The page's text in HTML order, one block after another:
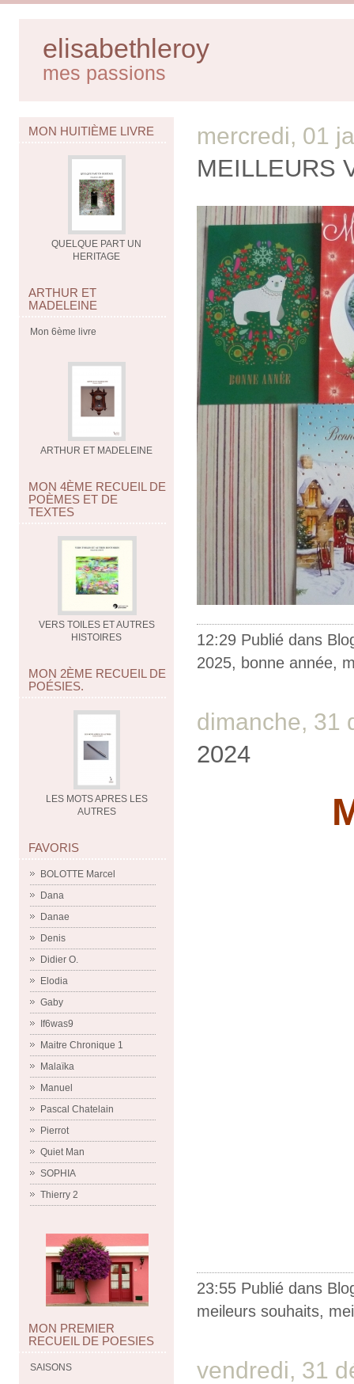
elisabethleroy
mes passions
MON HUITIÈME LIVRE
QUELQUE PART UN
HERITAGE
ARTHUR ET
MADELEINE
Mon 6ème livre
ARTHUR ET MADELEINE
MON 4ÈME RECUEIL DE
POÈMES ET DE
TEXTES
VERS TOILES ET AUTRES
HISTOIRES
MON 2ÈME RECUEIL DE
POÉSIES.
LES MOTS APRES LES
AUTRES
FAVORIS
BOLOTTE Marcel
Dana
Danae
Denis
Didier O.
Elodia
Gaby
If6was9
Maitre Chronique 1
Malaïka
Manuel
Pascal Chatelain
Pierrot
Quiet Man
SOPHIA
Thierry 2
MON PREMIER
RECUEIL DE POESIES
SAISONS
mercredi, 01
MEILLEURS
12:29 Publié dans
2025, bonne année,
dimanche, 31
2024
23:55 Publié dans
meileurs souhaits,
vendredi, 31